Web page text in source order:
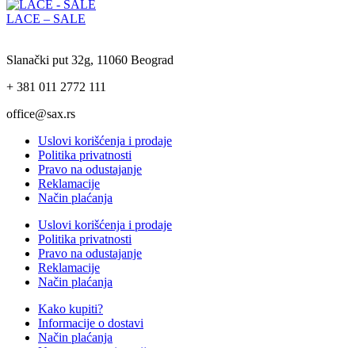
LACE – SALE
Slanački put 32g, 11060 Beograd
+ 381 011 2772 111
office@sax.rs
Uslovi korišćenja i prodaje
Politika privatnosti
Pravo na odustajanje
Reklamacije
Način plaćanja
Uslovi korišćenja i prodaje
Politika privatnosti
Pravo na odustajanje
Reklamacije
Način plaćanja
Kako kupiti?
Informacije o dostavi
Način plaćanja